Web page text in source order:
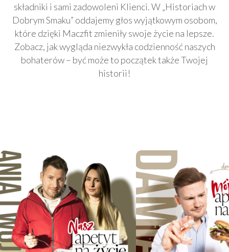
składniki i sami zadowoleni Klienci. W „Historiach w
Dobrym Smaku” oddajemy głos wyjątkowym osobom,
które dzięki Maczfit zmieniły swoje życie na lepsze.
Zobacz, jak wygląda niezwykła codzienność naszych
bohaterów – być może to początek także Twojej
historii!